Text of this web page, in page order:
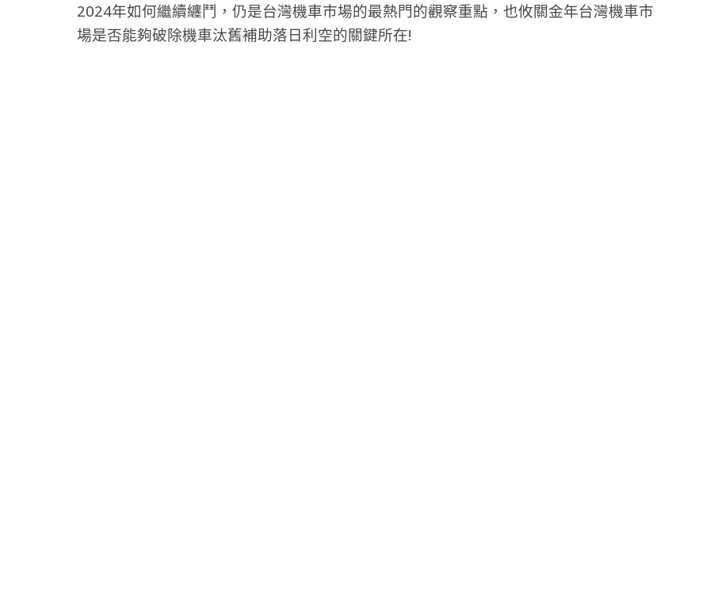
2024年如何繼續纏鬥，仍是台灣機車市場的最熱門的觀察重點，也攸關金年台灣機車市
場是否能夠破除機車汰舊補助落日利空的關鍵所在!